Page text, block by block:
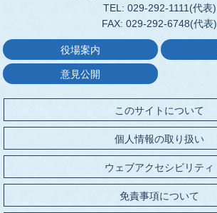
TEL: 029-292-1111(代表)
FAX: 029-292-6748(代表)
役場案内
意見公開
このサイトについて
個人情報の取り扱い
ウェブアクセシビリティ
免責事項について